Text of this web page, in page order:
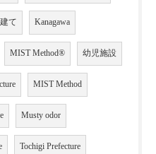
て Kanagawa
MIST Method® 幼児施設
MIST Method
Musty odor
Tochigi Prefecture